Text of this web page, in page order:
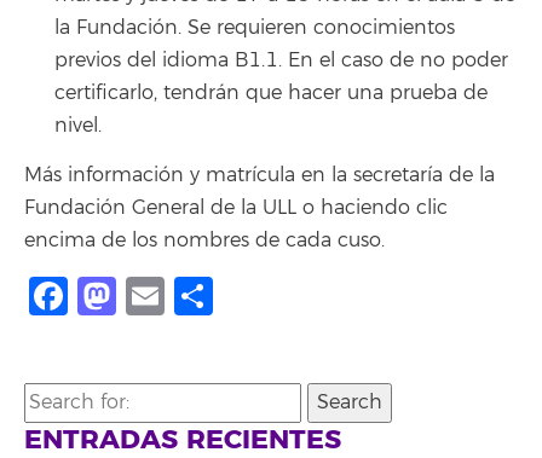
la Fundación. Se requieren conocimientos
previos del idioma B1.1. En el caso de no poder
certificarlo, tendrán que hacer una prueba de
nivel.
Más información y matrícula en la secretaría de la
Fundación General de la ULL o haciendo clic
encima de los nombres de cada cuso.
Facebook
Mastodon
Email
Search
for:
ENTRADAS RECIENTES